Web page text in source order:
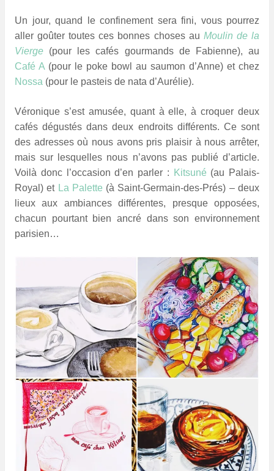
Un jour, quand le confinement sera fini, vous pourrez
aller goûter toutes ces bonnes choses au Moulin de la
Vierge (pour les cafés gourmands de Fabienne), au
Café A (pour le poke bowl au saumon d’Anne) et chez
Nossa (pour le pasteis de nata d’Aurélie).
Véronique s’est amusée, quant à elle, à croquer deux
cafés dégustés dans deux endroits différents. Ce sont
des adresses où nous avons pris plaisir à nous arrêter,
mais sur lesquelles nous n’avons pas publié d’article.
Voilà donc l’occasion d’en parler :
Kitsuné (au Palais-
Royal) et La Palette (à Saint-Germain-des-Prés) – deux
lieux aux ambiances différentes, presque opposées,
chacun pourtant bien ancré dans son environnement
parisien…